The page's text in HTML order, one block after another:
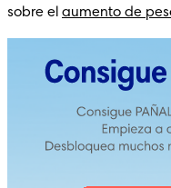
sobre el aumento de